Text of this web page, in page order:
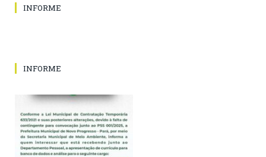
INFORME
INFORME